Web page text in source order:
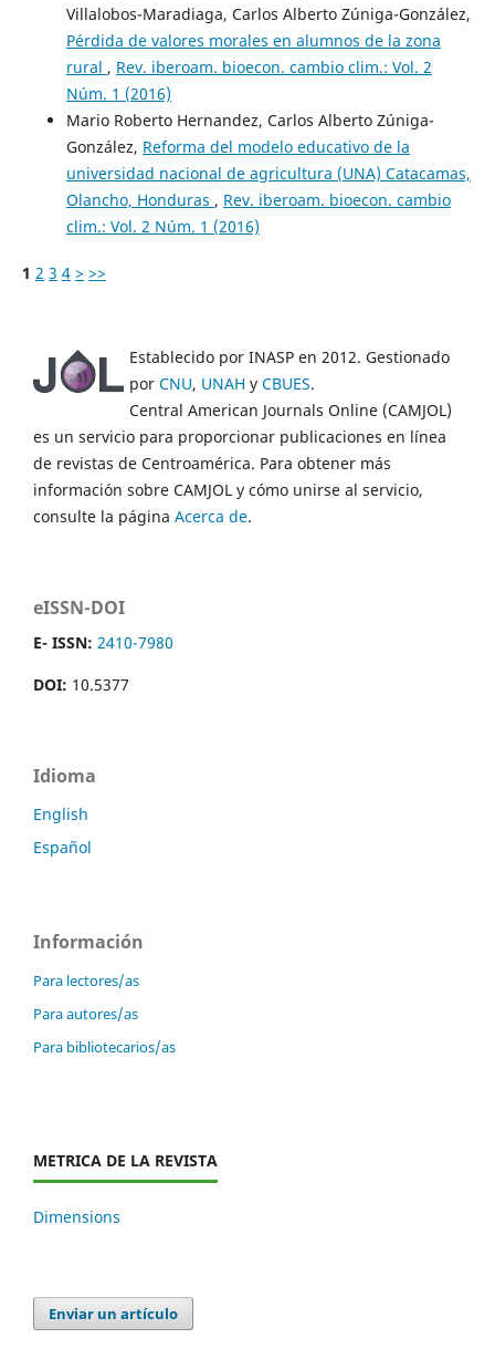
Villalobos-Maradiaga, Carlos Alberto Zúniga-González,
Pérdida de valores morales en alumnos de la zona
rural , Rev. iberoam. bioecon. cambio clim.: Vol. 2
Núm. 1 (2016)
Mario Roberto Hernandez, Carlos Alberto Zúniga-
González, Reforma del modelo educativo de la
universidad nacional de agricultura (UNA) Catacamas,
Olancho, Honduras , Rev. iberoam. bioecon. cambio
clim.: Vol. 2 Núm. 1 (2016)
1 2 3 4 > >>
Establecido por INASP en 2012. Gestionado
por CNU, UNAH y CBUES.
Central American Journals Online (CAMJOL)
es un servicio para proporcionar publicaciones en línea
de revistas de Centroamérica. Para obtener más
información sobre CAMJOL y cómo unirse al servicio,
consulte la página Acerca de.
eISSN-DOI
E- ISSN: 2410-7980
DOI: 10.5377
Idioma
English
Español
Información
Para lectores/as
Para autores/as
Para bibliotecarios/as
METRICA DE LA REVISTA
Dimensions
Enviar un artículo